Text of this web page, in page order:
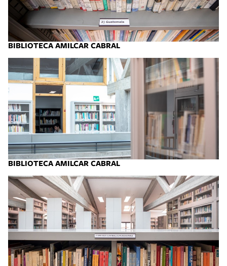
BIBLIOTECA AMILCAR CABRAL
BIBLIOTECA AMILCAR CABRAL